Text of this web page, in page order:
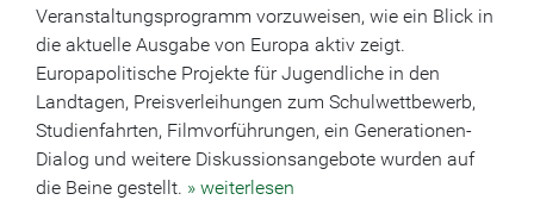
Veranstaltungsprogramm vorzuweisen, wie ein Blick in
die aktuelle Ausgabe von Europa aktiv zeigt.
Europapolitische Projekte für Jugendliche in den
Landtagen, Preisverleihungen zum Schulwettbewerb,
Studienfahrten, Filmvorführungen, ein Generationen-
Dialog und weitere Diskussionsangebote wurden auf
die Beine gestellt. » weiterlesen